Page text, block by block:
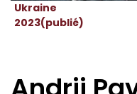
Ukraine
2023(publié)